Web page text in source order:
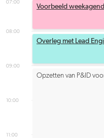
07:00
08:00
09:00
10:00
11:00
Voorbeeld
Overleg met Lead
Opzetten van P&ID